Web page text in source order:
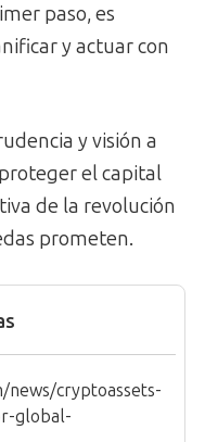
paso, es
y actuar con
y visión a
el capital
de la revolución
prometen.
news/cryptoassets-
global-